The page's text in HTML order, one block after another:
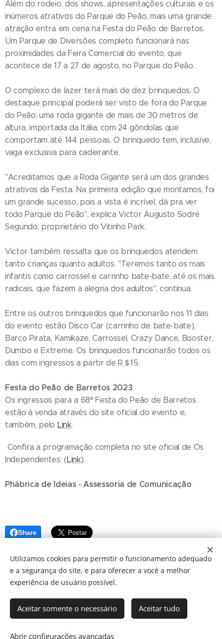
Além do rodeio, dos shows, apresentações culturais e os
inúmeros atrativos do Parque do Peão, mais uma grande
atração entra em cena na Festa do Peão de Barretos.
Um Parque de Diversões completo funcionará nas
proximidades da Feira Comercial do evento, que
acontece de 17 a 27 de agosto, no Parque do Peão.
O complexo de lazer terá mais de dez brinquedos. O
destaque principal poderá ser visto de fora do Parque
do Peão: uma roda gigante de mais de 30 metros de
altura, importada da Itália, com 24 gôndolas que
comportam até 144 pessoas. O brinquedo tem, inclusive,
vaga exclusiva para cadeirante.
"Acreditamos que a Roda Gigante será um dos grandes
atrativos da Festa. Na primeira edição que montamos, foi
um grande sucesso, pois a vista é incrível, dá pra ver
todo Parque do Peão", explica Victor Augusto Sodré
Segundo, proprietário do Vitinho Park.
Victor também ressalta que os brinquedos atendem
tanto crianças quanto adultos. "Teremos tanto os mais
infantis como carrossel e carrinho bate-bate, até os mais
radicais, que fazem a alegria dos adultos", continua.
Entre os outros brinquedos que funcionarão nos 11 dias
do evento estão Disco Car (carrinho de bate-bate),
Barco Pirata, Kamikaze, Carrossel, Crazy Dance, Booster,
Dumbo e Extreme. Os brinquedos funcionarão todos os
dias com ingressos a partir de R＄15.
Festa do Peão de Barretos 2023
Os ingressos para a 68ª Festa do Peão de Barretos
estão à venda através do site oficial do evento e,
também, pelo Link.
Confira a programação completa no site oficial de Os
Independentes: (Link).
Phábrica de Ideias - Assessoria de Comunicação
Share
© 2024 JBarretos Eventos.
Utilizamos cookies para permitir o funcionamento adequado
e a segurança do site, e para oferecer a você a melhor
experiência de usuário possível.
Aceitar somente o necessário Aceitar tudo
Abrir configurações avançadas